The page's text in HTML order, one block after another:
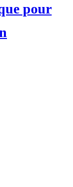
pour